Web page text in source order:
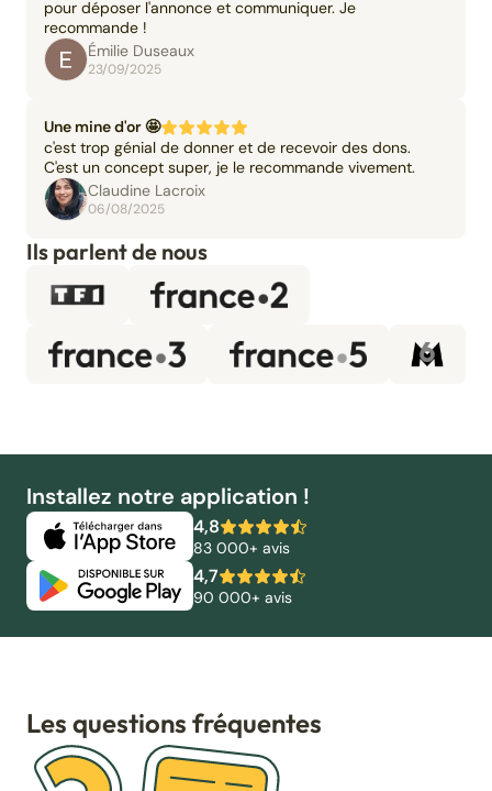
pour déposer l'annonce et communiquer. Je
recommande !
Émilie Duseaux
23/09/2025
Une mine d'or 🤩
c'est trop génial de donner et de recevoir des dons.
C'est un concept super, je le recommande vivement.
Claudine Lacroix
06/08/2025
Ils parlent de nous
Installez notre application !
4,8
83 000+ avis
4,7
90 000+ avis
Les questions fréquentes